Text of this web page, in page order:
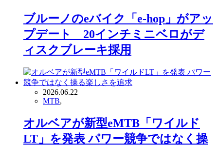
ブルーノのeバイク「e-hop」がアッ
プデート 20インチミニベロがデ
ィスクブレーキ採用
2026.06.22
MTB,
オルベアが新型eMTB「ワイルド
LT」を発表 パワー競争ではなく操